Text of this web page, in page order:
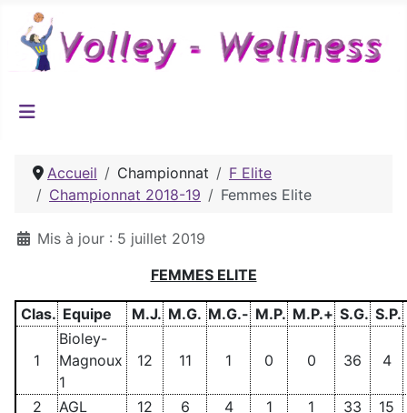
Accueil Championnat
F Elite
Championnat 2018-19
Femmes Elite
DétailsMis à jour : 5 juillet 2019
FEMMES ELITE
Clas. Equipe M.J. M.G. M.G.- M.P. M.P.+ S.G. S.P.
1
Bioley-
Magnoux
1
12 11 1 0 0 36 4
2 AGL 12 6 4 1 1 33 15